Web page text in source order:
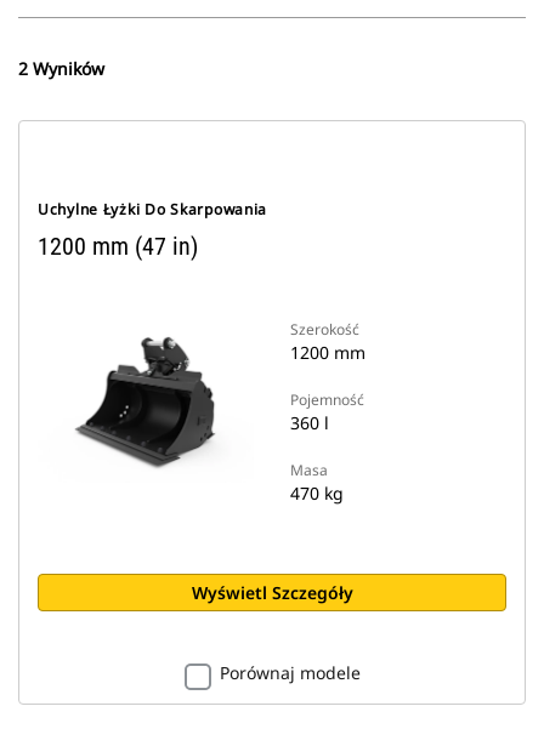
2 Wyników
Uchylne Łyżki Do Skarpowania
1200 mm (47 in)
Szerokość
1200 mm
Pojemność
360 l
Masa
470 kg
Wyświetl Szczegóły
Porównaj modele